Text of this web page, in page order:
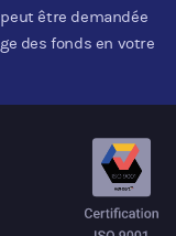
être demandée
des fonds en votre